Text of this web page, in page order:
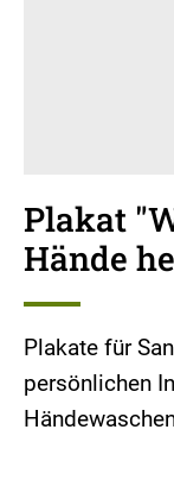
Plakat
Hände
Plakate für
persönlichen